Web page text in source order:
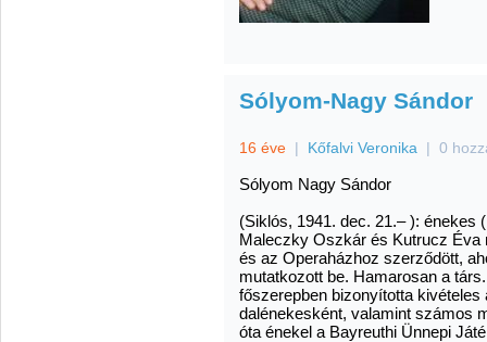
Sólyom-Nagy Sándor
16 éve | Kőfalvi Veronika | 0
Sólyom Nagy Sándor
(Siklós, 1941. dec. 21.– ): énekes
Maleczky Oszkár és Kutrucz Éva
és az Operaházhoz szerződött,
mutatkozott be. Hamarosan a
főszerepben bizonyította
dalénekesként, valamint számos
óta énekel a Bayreuthi Ünnepi